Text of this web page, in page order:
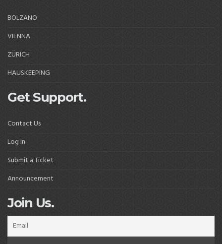
BOLZANO
VIENNA
ZÜRICH
HAUSKEEPING
Get Support.
Contact Us
Log In
Submit a Ticket
Announcement
Join Us.